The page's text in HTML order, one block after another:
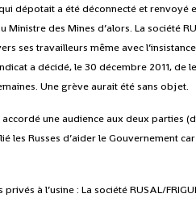
dépotait a été déconnecté et renvoyé
des Mines d’alors. La société
ses travailleurs même avec
a décidé, le 30 décembre 2011, de
Une grève aurait été sans objet.
une audience aux deux parties
les Russes d’aider le Gouvernement
à l’usine : La société RUSAL/